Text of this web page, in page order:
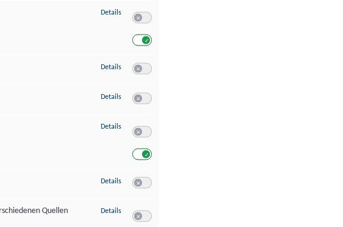
Details zu Verwendung reduzierter Daten zur Auswahl von Werbeanzeigen
Details zu Erstellung von Profilen für personalisierte Werbung
Details zu Verwendung von Profilen zur Auswahl personalisierter Werbung
Details zu Messung der Werbeleistung
Details zu Messung der Performance von Inhalten
Quellen
Details zu Analyse von Zielgruppen durch Statistiken oder Kombinationen von